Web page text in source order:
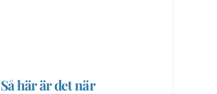
Så här är det när